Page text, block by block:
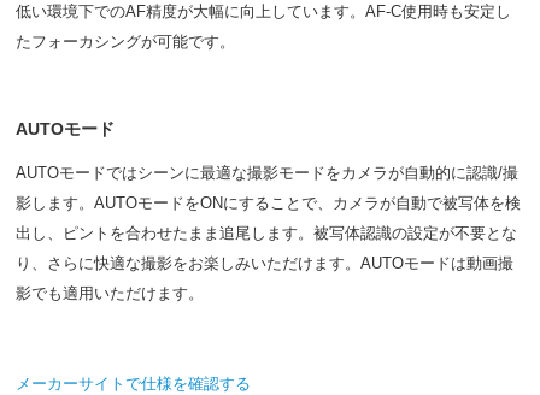
低い環境下でのAF精度が大幅に向上しています。AF-C使用時も安定し
たフォーカシングが可能です。
AUTOモード
AUTOモードではシーンに最適な撮影モードをカメラが自動的に認識/撮
影します。AUTOモードをONにすることで、カメラが自動で被写体を検
出し、ピントを合わせたまま追尾します。被写体認識の設定が不要とな
り、さらに快適な撮影をお楽しみいただけます。AUTOモードは動画撮
影でも適用いただけます。
メーカーサイトで仕様を確認する